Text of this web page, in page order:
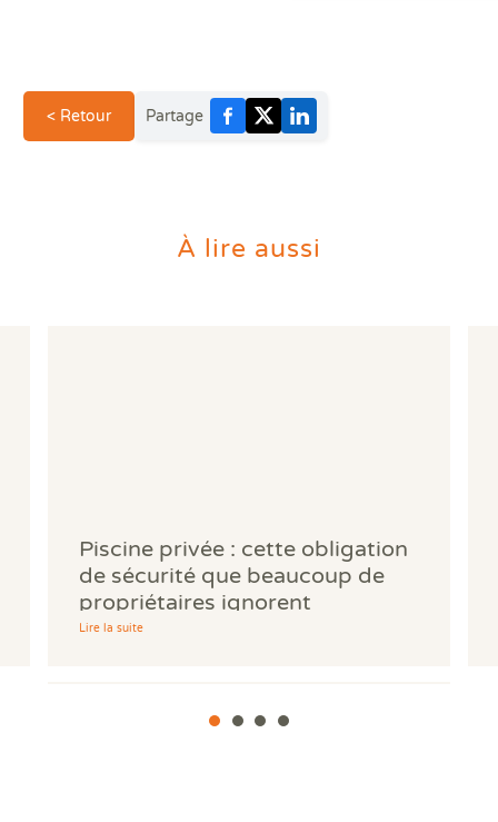
< Retour Partage
À lire aussi
Piscine privée : cette obligation
de sécurité que beaucoup de
propriétaires ignorent
Lire la suite